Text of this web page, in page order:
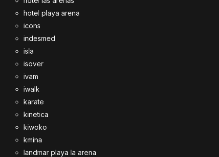
hotel playa arena
icons
indesmed
isla
isover
ivam
iwalk
karate
kinetica
kiwoko
kmina
landmar playa la arena